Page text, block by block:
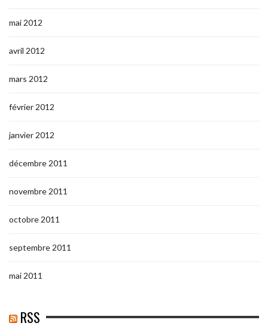
mai 2012
avril 2012
mars 2012
février 2012
janvier 2012
décembre 2011
novembre 2011
octobre 2011
septembre 2011
mai 2011
RSS